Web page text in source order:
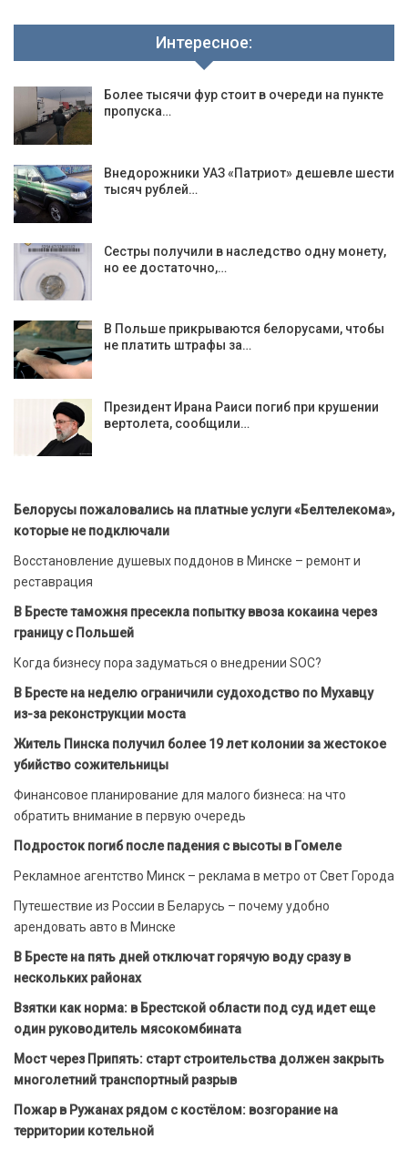
Интересное:
Более тысячи фур стоит в очереди на пункте
пропуска…
Внедорожники УАЗ «Патриот» дешевле шести
тысяч рублей…
Сестры получили в наследство одну монету,
но ее достаточно,…
В Польше прикрываются белорусами, чтобы
не платить штрафы за…
Президент Ирана Раиси погиб при крушении
вертолета, сообщили…
Белорусы пожаловались на платные услуги «Белтелекома»,
которые не подключали
Восстановление душевых поддонов в Минске – ремонт и
реставрация
В Бресте таможня пресекла попытку ввоза кокаина через
границу с Польшей
Когда бизнесу пора задуматься о внедрении SOC?
В Бресте на неделю ограничили судоходство по Мухавцу
из-за реконструкции моста
Житель Пинска получил более 19 лет колонии за жестокое
убийство сожительницы
Финансовое планирование для малого бизнеса: на что
обратить внимание в первую очередь
Подросток погиб после падения с высоты в Гомеле
Рекламное агентство Минск – реклама в метро от Свет Города
Путешествие из России в Беларусь – почему удобно
арендовать авто в Минске
В Бресте на пять дней отключат горячую воду сразу в
нескольких районах
Взятки как норма: в Брестской области под суд идет еще
один руководитель мясокомбината
Мост через Припять: старт строительства должен закрыть
многолетний транспортный разрыв
Пожар в Ружанах рядом с костёлом: возгорание на
территории котельной